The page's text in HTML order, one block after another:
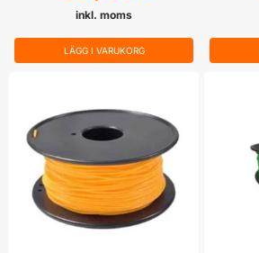
inkl. moms
LÄGG I VARUKORG